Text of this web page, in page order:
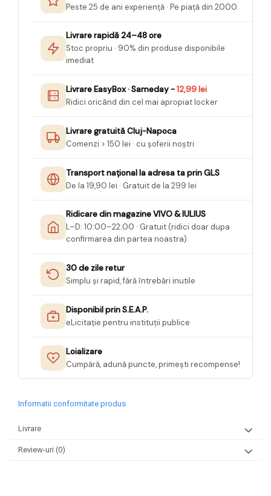
Peste 25 de ani experiență · Pe piață din 2000
Livrare rapidă 24–48 ore
Stoc propriu · 90% din produse disponibile
imediat
Livrare EasyBox · Sameday -12,99 lei
Ridici oricând din cel mai apropiat locker
Livrare gratuită Cluj-Napoca
Comenzi > 150 lei · cu șoferii noștri
Transport național la adresa ta prin GLS
De la 19,90 lei · Gratuit de la 299 lei
Ridicare din magazine VIVO & IULIUS
L–D: 10:00–22:00 · Gratuit (ridici doar dupa
confirmarea din partea noastra)
30 de zile retur
Simplu și rapid, fără întrebări inutile
Disponibil prin S.E.A.P.
eLicitație pentru instituții publice
Loializare
Cumpără, adună puncte, primești recompense!
Informatii conformitate produs
Livrare
Review-uri (0)